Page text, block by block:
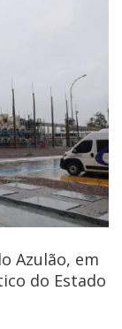
Azulão, em
do Estado